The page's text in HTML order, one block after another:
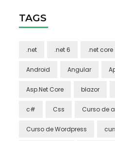
TAGS
.net .net 6 .net core
Android Angular
Asp.Net Core blazor
c# Css Curso de
Curso de Wordpress